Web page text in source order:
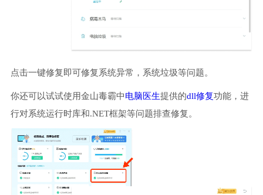
点击一键修复即可修复系统异常，系统垃圾等问题。
你还可以试试使用金山毒霸中电脑医生提供的dll修复功能，进
行对系统运行时库和.NET框架等问题排查修复。